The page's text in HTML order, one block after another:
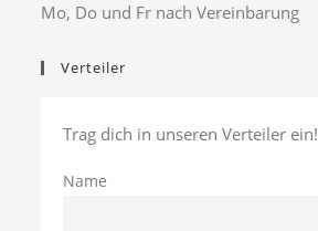
Mo, Do und Fr nach Vereinbarung
Verteiler
Trag dich in unseren Verteiler ein!
Name